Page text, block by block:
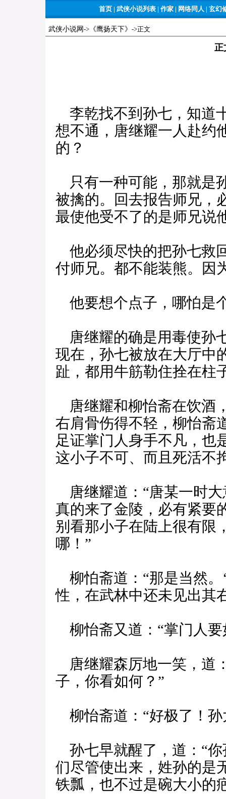
首页 | 武侠小说列表 | 作家 | 网络同人 | 玄幻
武侠小说网 -> 《鹰扬天下》 ->正文
正
李乾找不到孙七，知道
想不通，唐继耀一人赴约
的？
只有一种可能，那就是
被擒的。回去报告师兄，
最使他受不了的是师兄说
他必须尽快的把孙七救
付师兄。都不能装熊。因
他要想个点子，哪怕是
唐继耀的确是用毒使孙
现在，孙七被放在大厅中
趾，都用牛筋勒住拴在柱
唐继耀和柳怡斋在饮酒
右肩骨伤得不轻，柳怡斋
足证掌门人身手不凡，也
这小子不可、而且死活不
唐继耀道：“唐某一时
真的来了金陵，必有紧要
别看那小子在陆上很有限
哪！”
柳怕斋道：“那是当然。
性，在武林中还未见出其
柳怡斋又道：“掌门人要
唐继耀森厉地一笑，道
子，你看如何？”
柳怡斋道：“好极了！孙
孙七早就醒了，道：“
们尽管使出来，姓孙的是
铁瓢，也不过是碗大小的